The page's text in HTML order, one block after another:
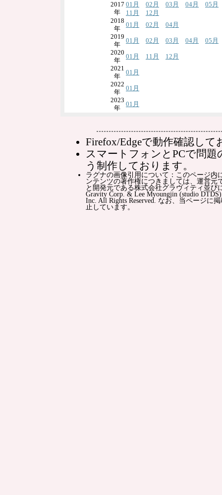
2017
年
01月 02月 03月 04月
05月
11月
12月
2018
年
01月 02月
04月
2019
年
01月 02月 03月 04月
05月
2020
年
01月 11月
12月
2021
年
01月
2022
年
01月
2023
年
01月
Firefox/Edgeで動作確認して
スマートフォンとPCで問題
う制作しております。
ラグナの画像引用について：このページ
ンテンツの著作権につきましては、運営
と開発元である株式会社グラヴィティ並び
Gravity Corp. & Lee Myoungjin (studio
Inc. All Rights Reserved. なお、当ページに
止しています。